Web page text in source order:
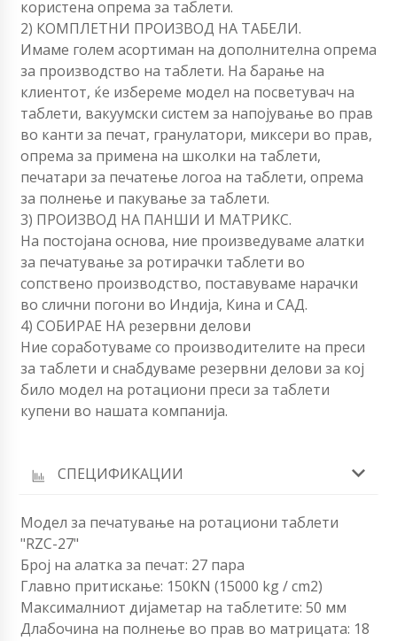
користена опрема за таблети.
2) КОМПЛЕТНИ ПРОИЗВОД НА ТАБЕЛИ.
Имаме голем асортиман на дополнителна опрема
за производство на таблети. На барање на
клиентот, ќе избереме модел на посветувач на
таблети, вакуумски систем за напојување во прав
во канти за печат, гранулатори, миксери во прав,
опрема за примена на школки на таблети,
печатари за печатење логоа на таблети, опрема
за полнење и пакување за таблети.
3) ПРОИЗВОД НА ПАНШИ И МАТРИКС.
На постојана основа, ние произведуваме алатки
за печатување за ротирачки таблети во
сопствено производство, поставуваме нарачки
во слични погони во Индија, Кина и САД.
4) СОБИРАЕ НА резервни делови
Ние соработуваме со производителите на преси
за таблети и снабдуваме резервни делови за кој
било модел на ротациони преси за таблети
купени во нашата компанија.
СПЕЦИФИКАЦИИ
Модел за печатување на ротациони таблети
"RZC-27"
Број на алатка за печат: 27 пара
Главно притискање: 150KN (15000 kg / cm2)
Максималниот дијаметар на таблетите: 50 мм
Длабочина на полнење во прав во матрицата: 18